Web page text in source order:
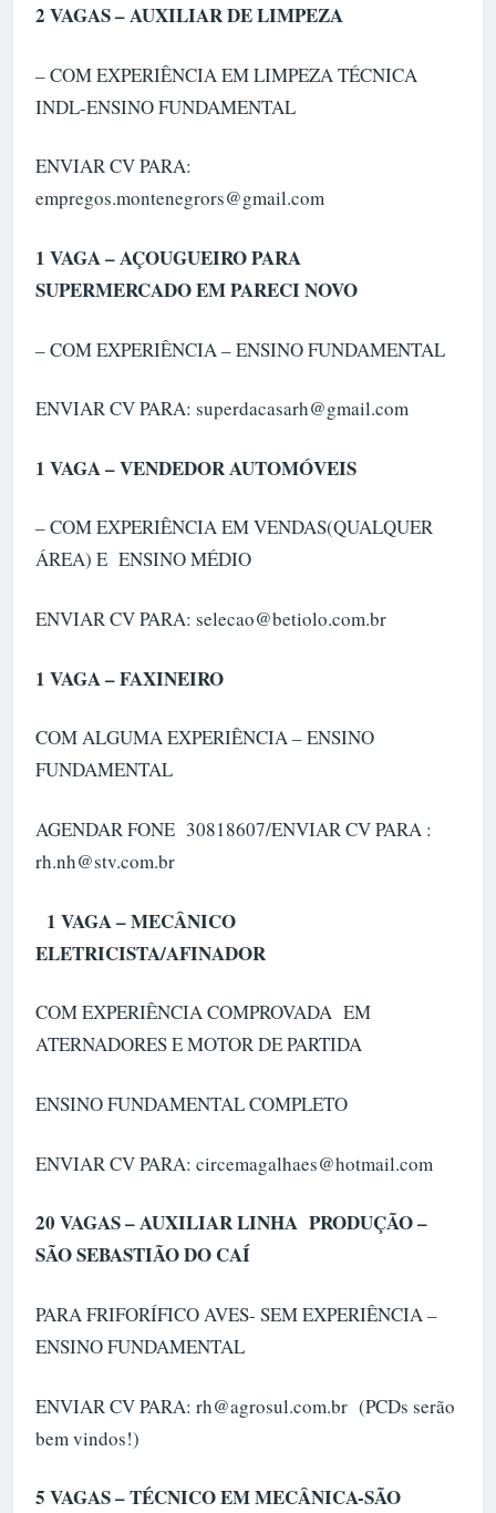
2 VAGAS – AUXILIAR DE LIMPEZA
– COM EXPERIÊNCIA EM LIMPEZA TÉCNICA
INDL-ENSINO FUNDAMENTAL
ENVIAR CV PARA:
empregos.montenegrors@gmail.com
1 VAGA – AÇOUGUEIRO PARA
SUPERMERCADO EM PARECI NOVO
– COM EXPERIÊNCIA – ENSINO FUNDAMENTAL
ENVIAR CV PARA: superdacasarh@gmail.com
1 VAGA – VENDEDOR AUTOMÓVEIS
– COM EXPERIÊNCIA EM VENDAS(QUALQUER
ÁREA) E ENSINO MÉDIO
ENVIAR CV PARA: selecao@betiolo.com.br
1 VAGA – FAXINEIRO
COM ALGUMA EXPERIÊNCIA – ENSINO
FUNDAMENTAL
AGENDAR FONE 30818607/ENVIAR CV PARA :
rh.nh@stv.com.br
1 VAGA – MECÂNICO
ELETRICISTA/AFINADOR
COM EXPERIÊNCIA COMPROVADA EM
ATERNADORES E MOTOR DE PARTIDA
ENSINO FUNDAMENTAL COMPLETO
ENVIAR CV PARA: circemagalhaes@hotmail.com
20 VAGAS – AUXILIAR LINHA PRODUÇÃO –
SÃO SEBASTIÃO DO CAÍ
PARA FRIFORÍFICO AVES- SEM EXPERIÊNCIA –
ENSINO FUNDAMENTAL
ENVIAR CV PARA: rh@agrosul.com.br (PCDs serão
bem vindos!)
5 VAGAS – TÉCNICO EM MECÂNICA-SÃO